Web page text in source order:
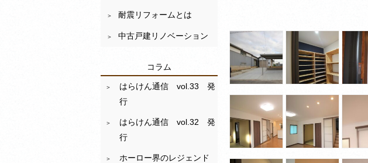
耐震リフォームとは
中古戸建リノベーション
コラム
はらけん通信 vol.33 発
行
はらけん通信 vol.32 発
行
ホーロー界のレジェンド